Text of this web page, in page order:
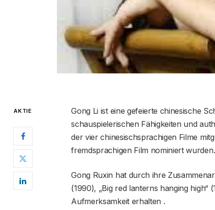
AKTIE
Gong Li ist eine gefeierte chinesische
schauspielerischen Fähigkeiten und
der vier chinesischsprachigen Filme
fremdsprachigen Film nominiert wurden.
Gong Ruxin hat durch ihre
(1990), „Big red lanterns hanging high“
Aufmerksamkeit erhalten .